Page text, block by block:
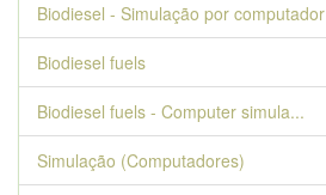
Biodiesel - Simulação por computador
Biodiesel fuels
Biodiesel fuels - Computer simula...
Simulação (Computadores)